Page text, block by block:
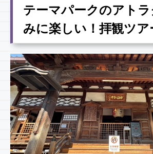
テーマパークのアト
みに楽しい！拝観ツア